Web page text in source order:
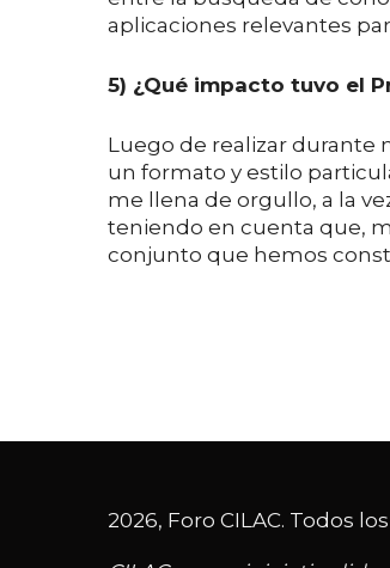
aplicaciones relevantes
5) ¿Qué impacto tuvo el
Luego de realizar durante
un formato y estilo
me llena de orgullo, a la
teniendo en cuenta que,
conjunto que hemos
2026, Foro CILAC. Todos